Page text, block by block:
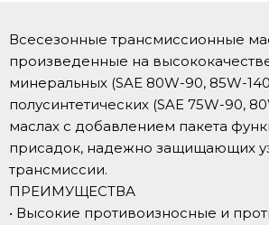
Всесезонные трансмиссионные
произведенные на
минеральных (SAE 80W-90, 85W-
полусинтетических (SAE 75W-90,
маслах с добавлением пакета
присадок, надежно защищающих
трансмиссии.
ПРЕИМУЩЕСТВА
• Высокие противоизносные и